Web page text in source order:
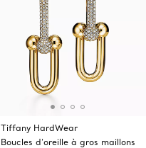
Tiffany HardWear
Boucles d’oreille à gros maillons